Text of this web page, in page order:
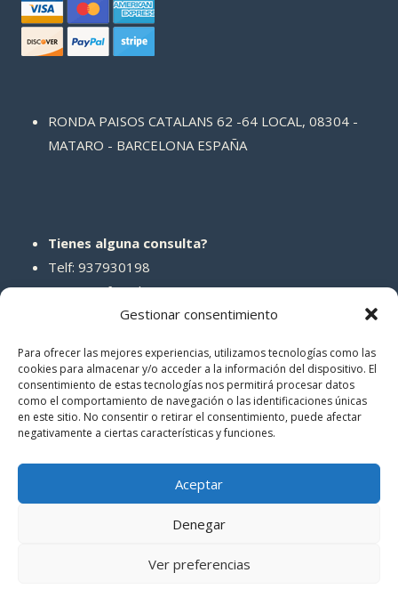
Gestionar consentimiento
Para ofrecer las mejores experiencias, utilizamos tecnologías como las
cookies para almacenar y/o acceder a la información del dispositivo. El
consentimiento de estas tecnologías nos permitirá procesar datos
como el comportamiento de navegación o las identificaciones únicas
en este sitio. No consentir o retirar el consentimiento, puede afectar
negativamente a ciertas características y funciones.
Aceptar
Denegar
Ver preferencias
RONDA PAISOS CATALANS 62 -64 LOCAL, 08304 -
MATARO - BARCELONA ESPAÑA
Tienes alguna consulta?
Telf: 937930198
Correo: info@abcreparaciones.com
REDES SOCIALES